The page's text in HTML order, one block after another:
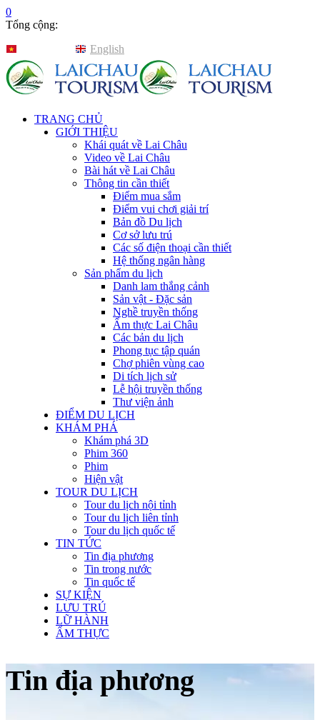
0
Tổng cộng:
English
TRANG CHỦ
GIỚI THIỆU
Khái quát về Lai Châu
Video về Lai Châu
Bài hát về Lai Châu
Thông tin cần thiết
Điểm mua sắm
Điểm vui chơi giải trí
Bản đồ Du lịch
Cơ sở lưu trú
Các số điện thoại cần thiết
Hệ thống ngân hàng
Sản phẩm du lịch
Danh lam thắng cảnh
Sản vật - Đặc sản
Nghề truyền thống
Ẩm thực Lai Châu
Các bản du lịch
Phong tục tập quán
Chợ phiên vùng cao
Di tích lịch sử
Lễ hội truyền thống
Thư viện ảnh
ĐIỂM DU LỊCH
KHÁM PHÁ
Khám phá 3D
Phim 360
Phim
Hiện vật
TOUR DU LỊCH
Tour du lịch nội tỉnh
Tour du lịch liên tỉnh
Tour du lịch quốc tế
TIN TỨC
Tin địa phương
Tin trong nước
Tin quốc tế
SỰ KIỆN
LƯU TRÚ
LỮ HÀNH
ẨM THỰC
Tin địa phương